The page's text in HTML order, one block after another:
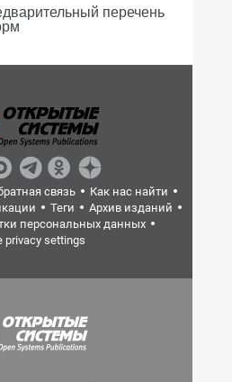
перечень
связь
Как нас найти
Теги
Архив изданий
персональных данных
privacy settings